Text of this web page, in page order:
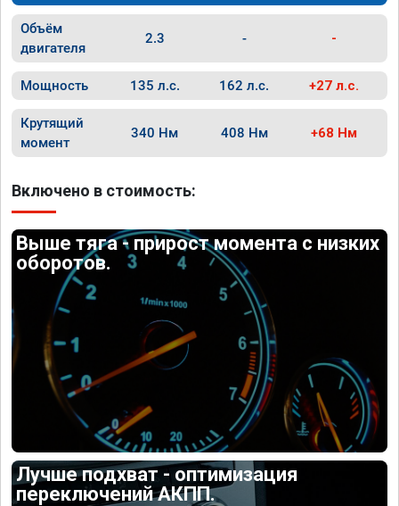
Объём
двигателя
2.3 - -
Мощность 135 л.с. 162 л.с. +27 л.с.
Крутящий
момент
340 Нм 408 Нм +68 Нм
Включено в стоимость:
Выше тяга - прирост момента с низких
оборотов.
Лучше подхват - оптимизация
переключений АКПП.